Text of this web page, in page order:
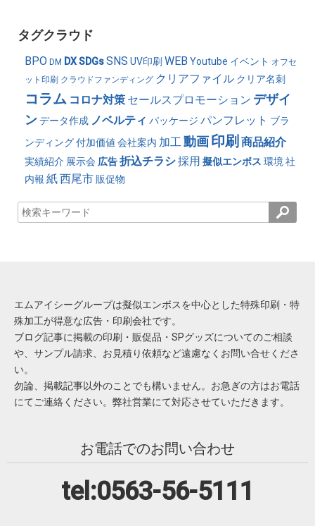
タグクラウド
BPO DM DXSDGsSNS UV印刷 WEB Youtube イベント オフセ
ット印刷 クラウドファンディング クリアファイル クリア名刺
コラム コロナ対策 セールスプロモーション デザイ
ンデータ作成 ノベルティ パッケージ パンフレット ブラ
ンディング付加価値 会社案内 加工 動画印刷 商品紹介
実績紹介 展示会 広告折込チラシ採用 擬似エンボス 環境 社
内報 紙西尾市 販促物
エムアイシーグループは擬似エンボスを中心とした特殊印刷・特
殊加工が得意な広告・印刷会社です。
ブログ記事に掲載の印刷・販促品・SPグッズについてのご相談
や、サンプル請求、お見積り依頼など遠慮なくお問い合せくださ
い。
勿論、掲載記事以外のことでも構いません。お急ぎの方はお電話
にてご連絡ください。弊社営業にて対応させていただきます。
お電話でのお問い合わせ
tel:0563-56-5111